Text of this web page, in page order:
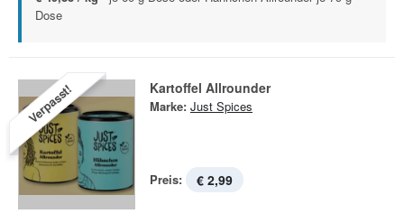
Dose
Verpasst! Kartoffel Allrounder
Marke: Just Spices
Preis: € 2,99